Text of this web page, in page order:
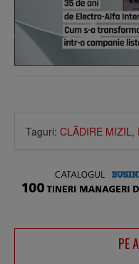
Taguri: CLĂDIRE MIZIL ,
PE